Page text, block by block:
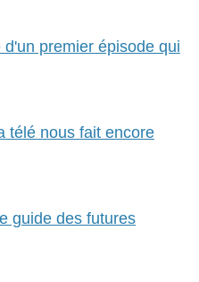
premier épisode qui
télé nous fait encore
guide des futures